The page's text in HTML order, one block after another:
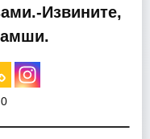
Извините,
0